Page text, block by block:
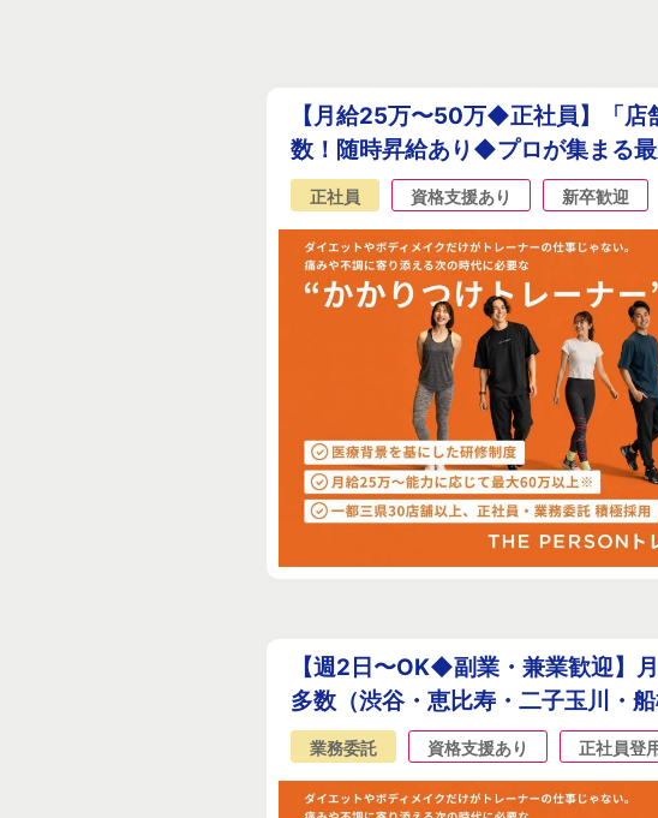
【月給25万〜50万◆正社員】「
数！随時昇給あり◆プロが集まる
正社員 資格支援あり 新卒歓迎
【週2日〜OK◆副業・兼業歓迎】
多数（渋谷・恵比寿・二子玉川・
業務委託 資格支援あり 正社員登